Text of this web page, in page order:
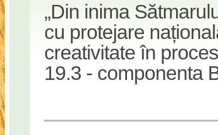
„Din inima
cu protejare
creativitate în
19.3 - componenta